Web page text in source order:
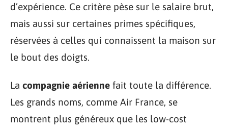
d’expérience. Ce critère pèse sur le salaire brut,
mais aussi sur certaines primes spécifiques,
réservées à celles qui connaissent la maison sur
le bout des doigts.
La compagnie aérienne fait toute la différence.
Les grands noms, comme Air France, se
montrent plus généreux que les low-cost